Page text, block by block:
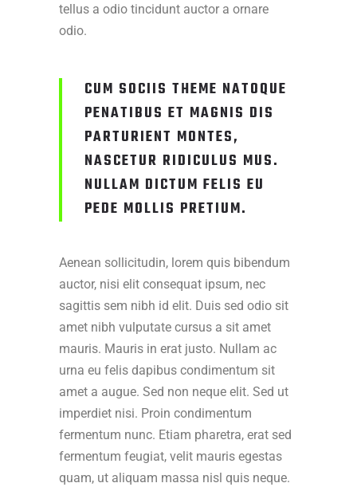
tellus a odio tincidunt auctor a ornare
odio.
CUM SOCIIS THEME NATOQUE
PENATIBUS ET MAGNIS DIS
PARTURIENT MONTES,
NASCETUR RIDICULUS MUS.
NULLAM DICTUM FELIS EU
PEDE MOLLIS PRETIUM.
Aenean sollicitudin, lorem quis bibendum
auctor, nisi elit consequat ipsum, nec
sagittis sem nibh id elit. Duis sed odio sit
amet nibh vulputate cursus a sit amet
mauris. Mauris in erat justo. Nullam ac
urna eu felis dapibus condimentum sit
amet a augue. Sed non neque elit. Sed ut
imperdiet nisi. Proin condimentum
fermentum nunc. Etiam pharetra, erat sed
fermentum feugiat, velit mauris egestas
quam, ut aliquam massa nisl quis neque.